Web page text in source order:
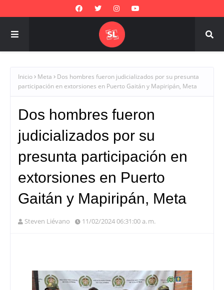
Inicio Meta
Dos hombres fueron judicializados por su presunta
participación en extorsiones en Puerto Gaitán y Mapiripán, Meta
Dos hombres fueron
judicializados por su
presunta participación en
extorsiones en Puerto
Gaitán y Mapiripán, Meta
Steven Liévano 11/02/2024 06:31:00 a. m.